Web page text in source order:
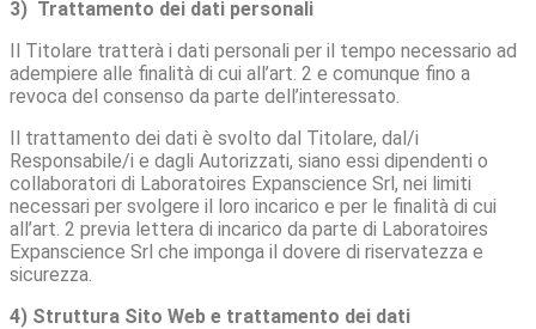
3) Trattamento dei dati personali
Il Titolare tratterà i dati personali per il tempo necessario ad
adempiere alle finalità di cui all’art. 2 e comunque fino a
revoca del consenso da parte dell’interessato.
Il trattamento dei dati è svolto dal Titolare, dal/i
Responsabile/i e dagli Autorizzati, siano essi dipendenti o
collaboratori di Laboratoires Expanscience Srl, nei limiti
necessari per svolgere il loro incarico e per le finalità di cui
all’art. 2 previa lettera di incarico da parte di Laboratoires
Expanscience Srl che imponga il dovere di riservatezza e
sicurezza.
4) Struttura Sito Web e trattamento dei dati